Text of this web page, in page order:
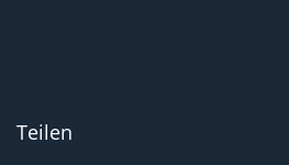
Teilen